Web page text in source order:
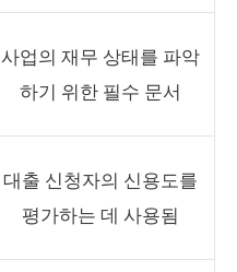
사업의 재무 상태를 파악
하기 위한 필수 문서
대출 신청자의 신용도를
평가하는 데 사용됨